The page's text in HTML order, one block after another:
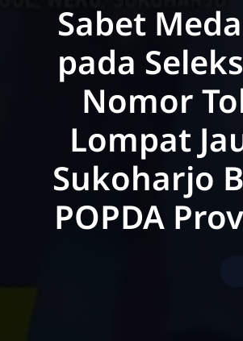
Sabet
pada
Nomor
Lompat
Sukoharjo
POPDA